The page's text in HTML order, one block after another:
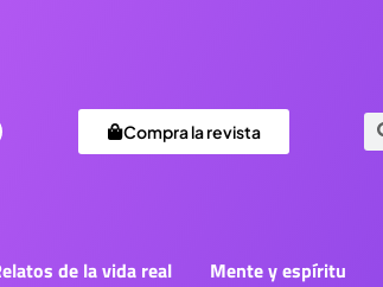
Compra la revista
de la vida real Mente y espíritu